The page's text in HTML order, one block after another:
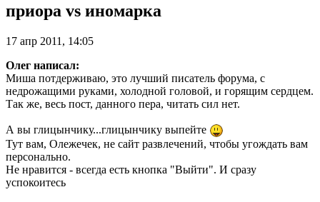
приора vs иномарка
17 апр 2011, 14:05
Олег написал:
Миша потдерживаю, это лучший писатель форума, с
недрожащими руками, холодной головой, и горящим сердцем.
Так же, весь пост, данного пера, читать сил нет.
А вы глицынчику...глицынчику выпейте
Тут вам, Олежечек, не сайт развлечений, чтобы угождать вам
персонально.
Не нравится - всегда есть кнопка "Выйти". И сразу
успокоитесь